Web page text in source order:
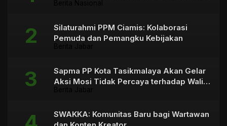
Silaturahmi PPM Ciamis: Kolaborasi
Pemuda dan Pemangku Kebijakan
Sapma PP Kota Tasikmalaya Akan Gelar
Aksi Mosi Tidak Percaya terhadap Wali
SWAKKA: Komunitas Baru bagi Wartawan